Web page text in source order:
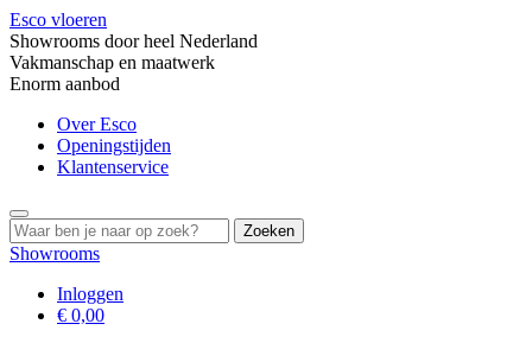
Esco vloeren
Showrooms door heel Nederland
Vakmanschap en maatwerk
Enorm aanbod
Over Esco
Openingstijden
Klantenservice
Search
for:
Showrooms
Inloggen
€ 0,00